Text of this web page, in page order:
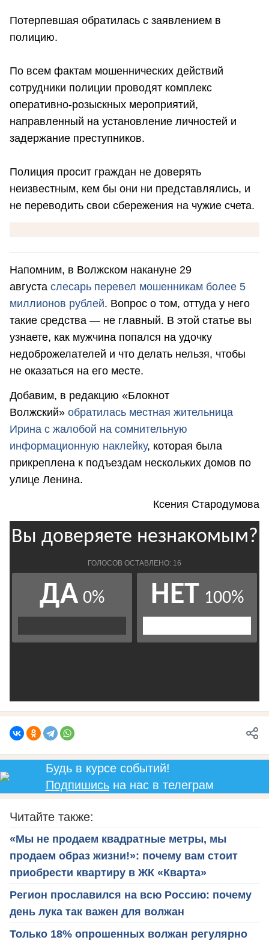
Потерпевшая обратилась с заявлением в
полицию.
По всем фактам мошеннических действий
сотрудники полиции проводят комплекс
оперативно-розыскных мероприятий,
направленный на установление личностей и
задержание преступников.
Полиция просит граждан не доверять
неизвестным, кем бы они ни представлялись, и
не переводить свои сбережения на чужие счета.
Напомним, в Волжском накануне 29
августа слесарь перевел мошенникам более 5
миллионов рублей. Вопрос о том, оттуда у него
такие средства — не главный. В этой статье вы
узнаете, как мужчина попался на удочку
недоброжелателей и что делать нельзя, чтобы
не оказаться на его месте.
Добавим, в редакцию «Блокнот
Волжский» обратилась местная жительница
Ирина с жалобой на сомнительную
информационную наклейку, которая была
прикреплена к подъездам нескольких домов по
улице Ленина.
Ксения Стародумова
Будь в курсе событий!
Подпишисьна нас в телеграм
Читайте также:
«Мы не продаем квадратные метры, мы
продаем образ жизни!»: почему вам стоит
приобрести квартиру в ЖК «Кварта»
Регион прославился на всю Россию: почему
день лука так важен для волжан
Только 18% опрошенных волжан регулярно